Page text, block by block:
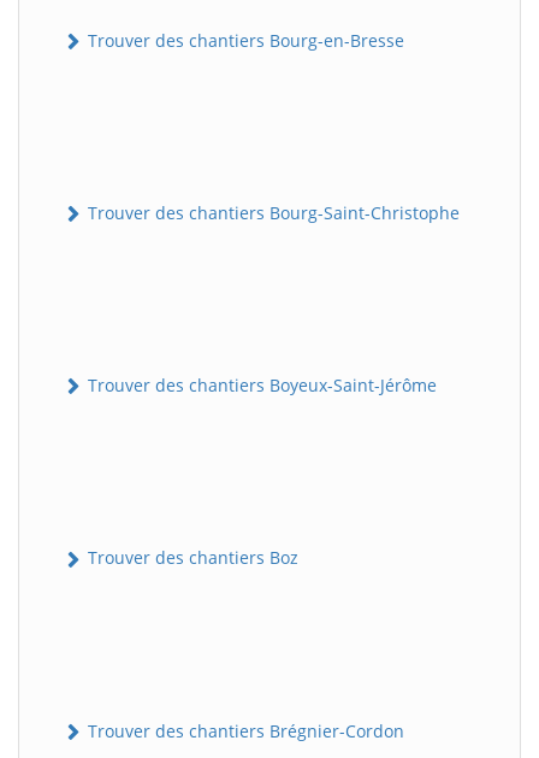
Trouver des chantiers Bourg-en-Bresse
Trouver des chantiers Bourg-Saint-Christophe
Trouver des chantiers Boyeux-Saint-Jérôme
Trouver des chantiers Boz
Trouver des chantiers Brégnier-Cordon